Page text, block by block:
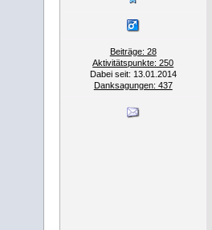
Beiträge: 28
Aktivitätspunkte: 250
Dabei seit: 13.01.2014
Danksagungen: 437